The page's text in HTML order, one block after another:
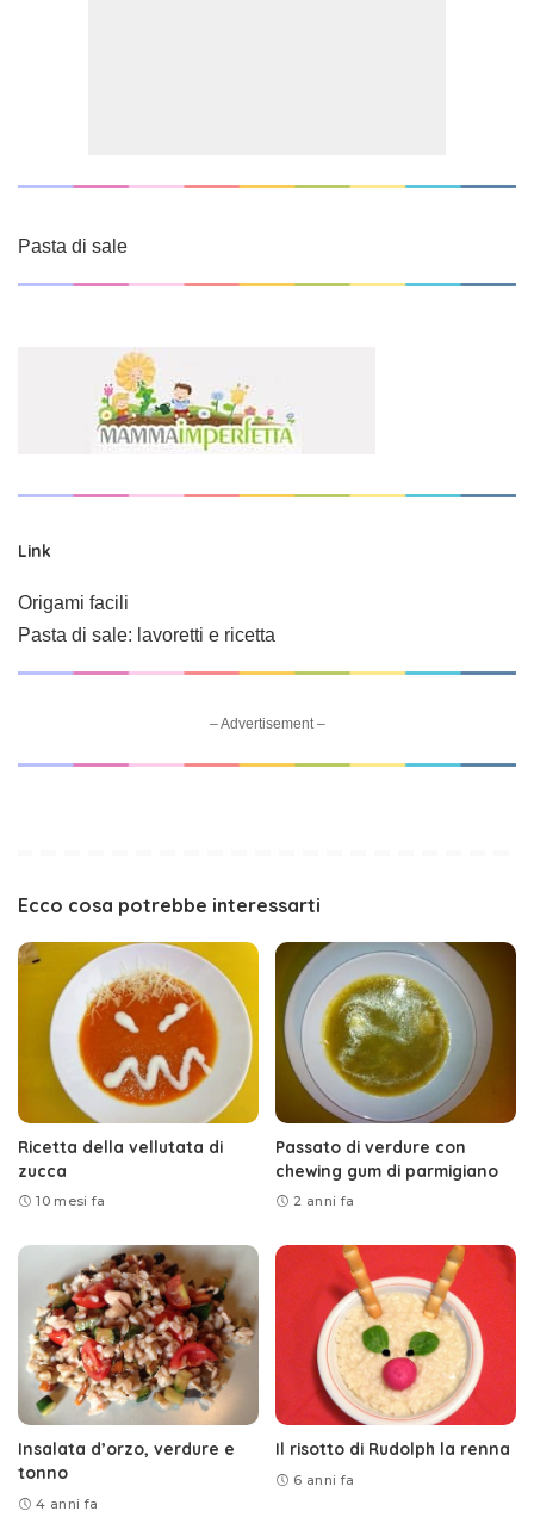
Pasta di sale
Link
Origami facili
Pasta di sale: lavoretti e ricetta
– Advertisement –
Ecco cosa potrebbe interessarti
Ricetta della vellutata di
zucca
10 mesi fa
Passato di verdure con
chewing gum di parmigiano
2 anni fa
Insalata d’orzo, verdure e
tonno
4 anni fa
Il risotto di Rudolph la renna
6 anni fa